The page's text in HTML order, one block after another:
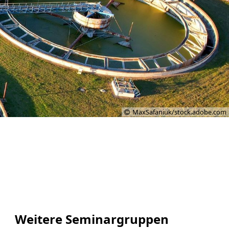
MaxSafaniuk/stock.adobe.com
Weitere Seminargruppen